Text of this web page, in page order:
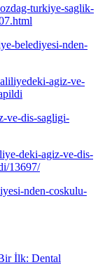
turkiye-saglik-
belediyesi-nden-
agiz-ve-
ve-dis-sagligi-
deki-agiz-ve-dis-
13697/
nden-coskulu-
İlk: Dental